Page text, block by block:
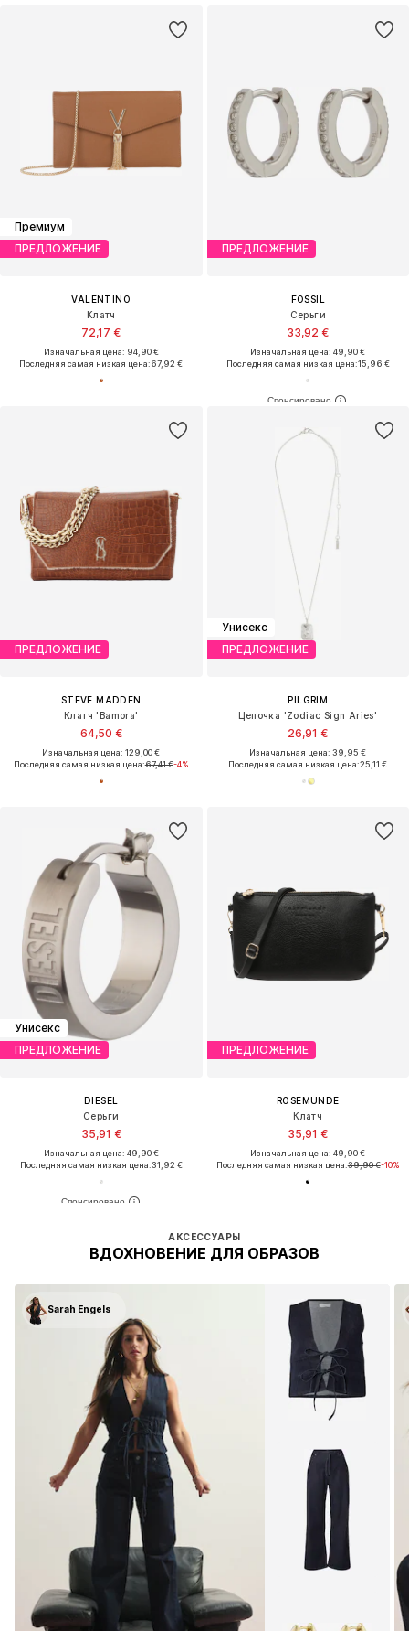
Премиум
ПРЕДЛОЖЕНИЕ
VALENTINO
Клатч
72,17 €
Изначальная цена: 94,90 €
Последняя самая низкая цена:67,92 €
ПРЕДЛОЖЕНИЕ
FOSSIL
Серьги
33,92 €
Изначальная цена: 49,90 €
Последняя самая низкая цена:15,96 €
ПРЕДЛОЖЕНИЕ
STEVE MADDEN
Клатч 'Bamora'
64,50 €
Изначальная цена: 129,00 €
Последняя самая низкая цена:67,41 €-4%
Унисекс
ПРЕДЛОЖЕНИЕ
PILGRIM
Цепочка 'Zodiac Sign Aries'
26,91 €
Изначальная цена: 39,95 €
Последняя самая низкая цена:25,11 €
Унисекс
ПРЕДЛОЖЕНИЕ
DIESEL
Серьги
35,91 €
Изначальная цена: 49,90 €
Последняя самая низкая цена:31,92 €
ПРЕДЛОЖЕНИЕ
ROSEMUNDE
Клатч
35,91 €
Изначальная цена: 49,90 €
Последняя самая низкая цена:39,90 €-10%
АКСЕССУАРЫ
ВДОХНОВЕНИЕ ДЛЯ ОБРАЗОВ
Sarah Engels